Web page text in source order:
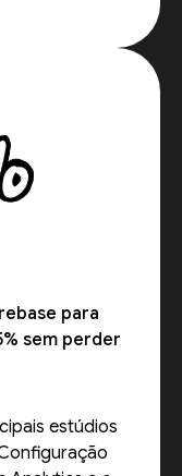
para
sem perder
estúdios